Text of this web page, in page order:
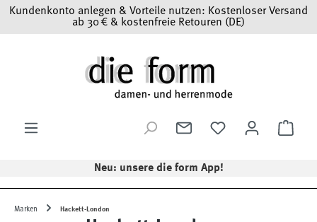
Zum Hauptinhalt springen
Kundenkonto anlegen & Vorteile nutzen: Kostenloser Versand
ab 30 € & kostenfreie Retouren (DE)
Neu: unsere die form App!
Marken Hackett-London